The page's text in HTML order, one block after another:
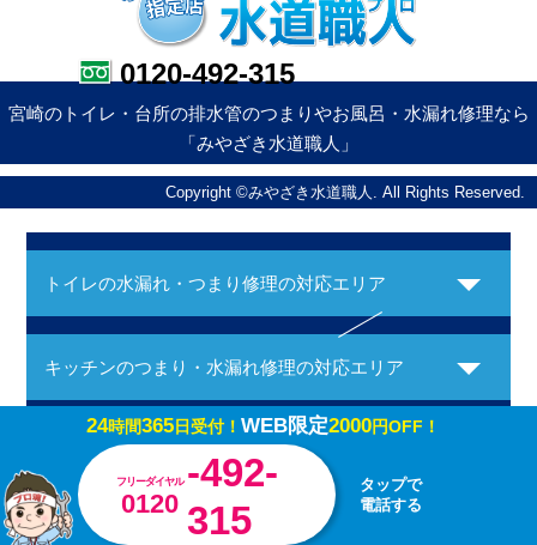
0120-492-315
宮崎のトイレ・台所の排水管のつまりやお風呂・水漏れ修理なら
「みやざき水道職人」
Copyright ©みやざき水道職人. All Rights Reserved.
トイレの水漏れ・つまり修理の対応エリア
キッチンのつまり・水漏れ修理の対応エリア
お風呂の水漏れ・つまり修理の対応エリア
24時間365日受付！ WEB限定2000円OFF！
フリーダイヤル
0120
-492-
315
タップで
電話する